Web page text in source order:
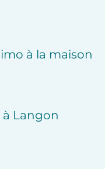
à la maison
à Langon